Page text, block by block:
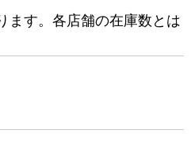
ます。各店舗の在庫数とは